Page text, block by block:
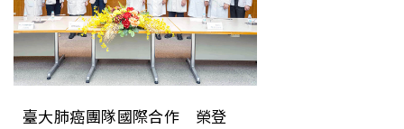
臺大肺癌團隊國際合作 榮登